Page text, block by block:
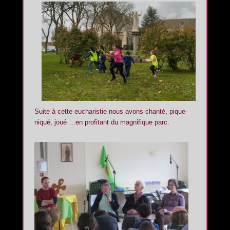
Suite à cette eucharistie nous avons chanté, pique-
niqué, joué …en profitant du magnifique parc.